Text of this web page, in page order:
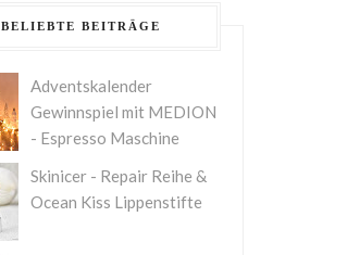
BELIEBTE BEITRÄGE
Adventskalender
Gewinnspiel mit MEDION
- Espresso Maschine
Skinicer - Repair Reihe &
Ocean Kiss Lippenstifte